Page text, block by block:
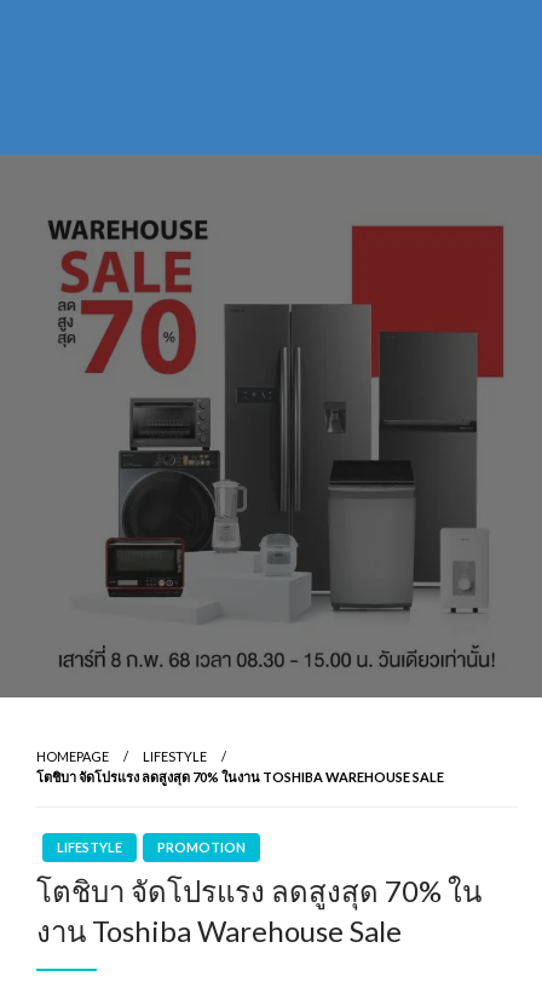
HOMEPAGE
LIFESTYLE
โตชิบา จัดโปรแรง ลดสูงสุด 70% ในงาน TOSHIBA WAREHOUSE SALE
LIFESTYLE PROMOTION
โตชิบา จัดโปรแรง ลดสูงสุด 70% ใน
งาน Toshiba Warehouse Sale